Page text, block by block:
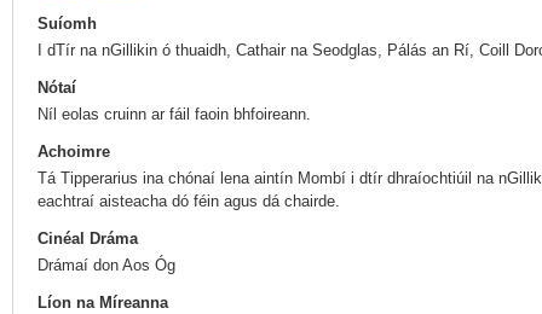
Suíomh
I dTír na nGillikin ó thuaidh, Cathair na Seodglas, Pálás an Rí, Coill
Nótaí
Níl eolas cruinn ar fáil faoin bhfoireann.
Achoimre
Tá Tipperarius ina chónaí lena aintín Mombí i dtír dhraíochtiúil na
eachtraí aisteacha dó féin agus dá chairde.
Cinéal Dráma
Drámaí don Aos Óg
Líon na Míreanna